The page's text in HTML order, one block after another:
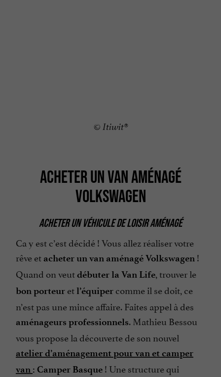
© Itiwit®
ACHETER UN VAN AMÉNAGÉ
VOLKSWAGEN
ACHETER UN VÉHICULE DE LOISIR AMÉNAGÉ
Ca y est c’est décidé ! Vous allez réaliser votre
rêve et acheter un van aménagé Volkswagen !
Quand on veutdébuter la Van Life, trouver le
bon porteur etl’équiper comme il se doit, ce
n’est pas une mince affaire. Faites appel à des
aménageurs professionnels. Mathieu Bessou
vous propose la découverte de son nouvel
atelier d’aménagement pour van et camper
van : Camper Basque ! Une structure qui